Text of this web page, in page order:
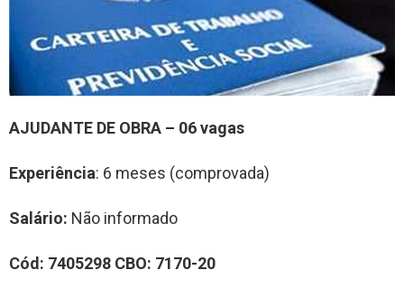
AJUDANTE DE OBRA – 06vagas
Experiência: 6 meses (comprovada)
Salário: Não informado
Cód: 7405298 CBO: 7170-20